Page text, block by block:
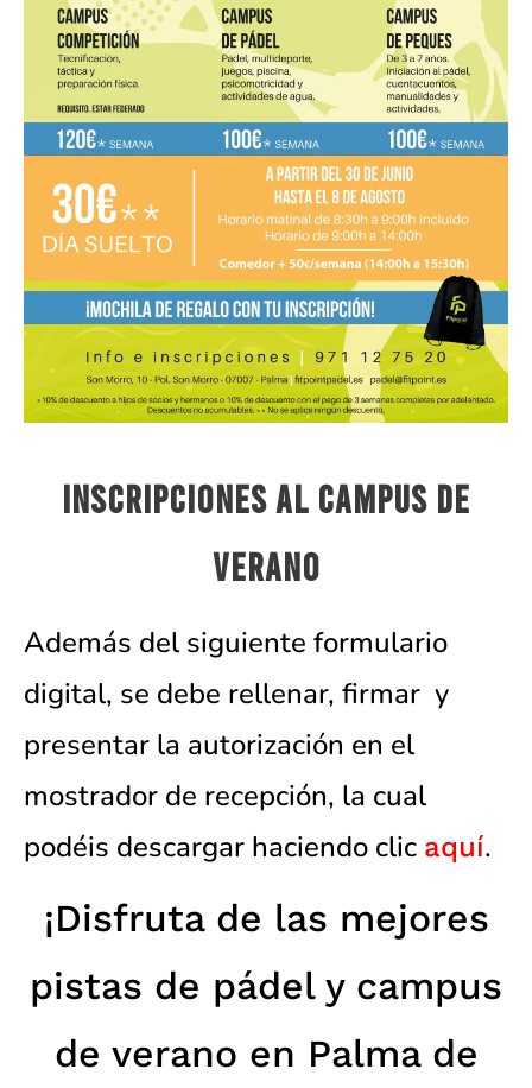
INSCRIPCIONES AL CAMPUS DE
VERANO
Además del siguiente formulario
digital, se debe rellenar, firmar y
presentar la autorización en el
mostrador de recepción, la cual
podéis descargar haciendo clic aquí.
¡Disfruta de las mejores
pistas de pádel y campus
de verano en Palma de